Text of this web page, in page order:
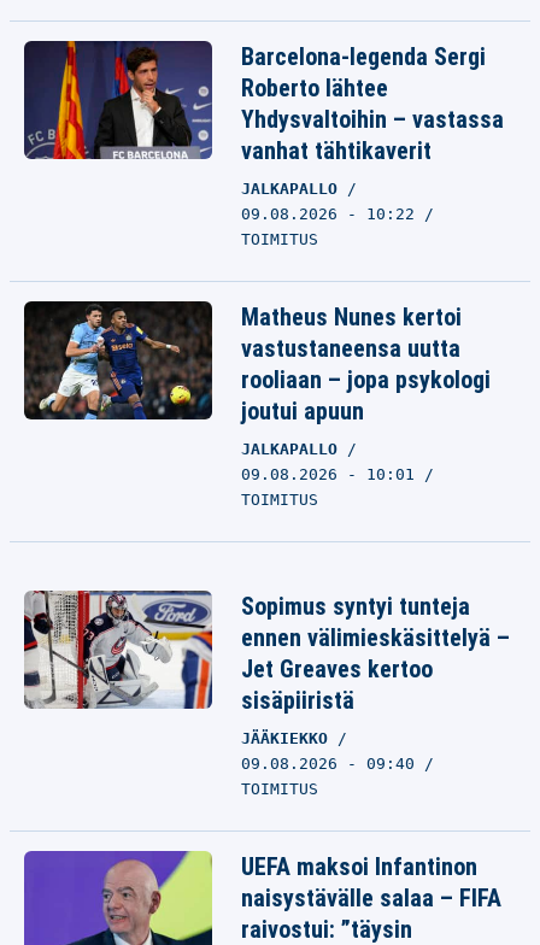
Barcelona-legenda Sergi
Roberto lähtee
Yhdysvaltoihin – vastassa
vanhat tähtikaverit
JALKAPALLO
09.08.2026 - 10:22
TOIMITUS
Matheus Nunes kertoi
vastustaneensa uutta
rooliaan – jopa psykologi
joutui apuun
JALKAPALLO
09.08.2026 - 10:01
TOIMITUS
Sopimus syntyi tunteja
ennen välimieskäsittelyä –
Jet Greaves kertoo
sisäpiiristä
JÄÄKIEKKO
09.08.2026 - 09:40
TOIMITUS
UEFA maksoi Infantinon
naisystävälle salaa – FIFA
raivostui: ”täysin